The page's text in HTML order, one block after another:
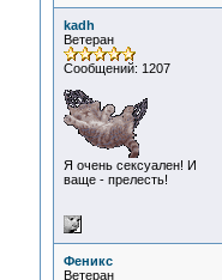
kadh
Ветеран
Сообщений: 1207
Я очень сексуален! И
ваще - прелесть!
Феникс
Ветеран